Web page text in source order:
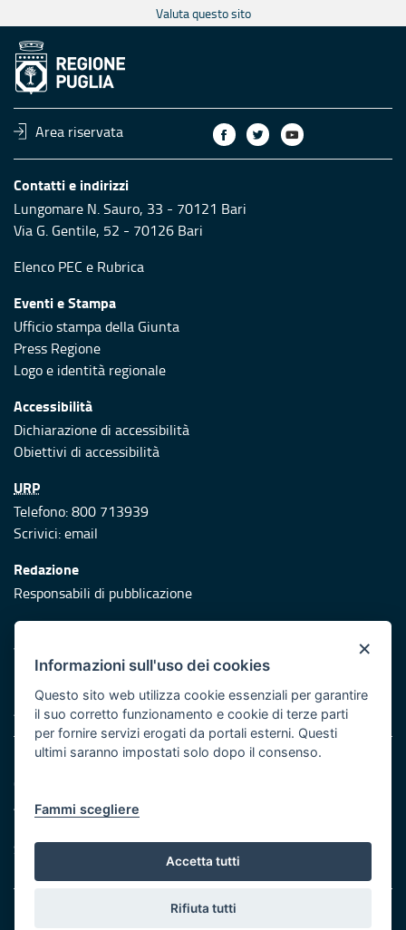
Valuta questo sito
Area riservata
Contatti e indirizzi
Lungomare N. Sauro, 33 - 70121 Bari
Via G. Gentile, 52 - 70126 Bari
Elenco PEC e Rubrica
Eventi e Stampa
Ufficio stampa della Giunta
Press Regione
Logo e identità regionale
Accessibilità
Dichiarazione di accessibilità
Obiettivi di accessibilità
URP
Telefono: 800 713939
Scrivici:email
Redazione
Responsabili di pubblicazione
Protezione civile
Vai al sito di Protezione Civile Puglia
Iniziativa finanziata con risorse del POR Puglia 2014/2020 -
Asse XI
Note legali
Cookie e privacy
Atti di notifica
Servizi Intranet
© Regione Puglia
×
Informazioni sull'uso dei cookies
Questo sito web utilizza cookie essenziali per garantire
il suo corretto funzionamento e cookie di terze parti
per fornire servizi erogati da portali esterni. Questi
ultimi saranno impostati solo dopo il consenso.
Fammi scegliere
Accetta tutti
Rifiuta tutti